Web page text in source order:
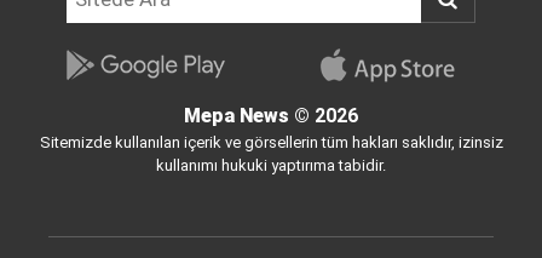
Mepa News © 2026
Sitemizde kullanılan içerik ve görsellerin tüm hakları saklıdır, izinsiz
kullanımı hukuki yaptırıma tabidir.